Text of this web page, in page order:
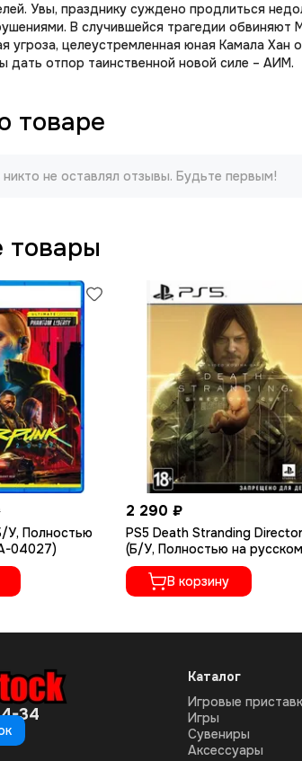
Увы, празднику суждено продлиться
В случившейся трагедии обвиняют
угроза, целеустремленная юная Камала
дать отпор таинственной новой силе – АИМ.
товаре
не оставлял отзывы. Будьте первым!
товары
У, Полностью
04027)
2 290 ₽
PS5 Death Stranding
(Б/У, Полностью на русском
языке, PPSA-01968)
В корзину
34
Каталог
Игровые
Игры
Сувениры
Аксессуары